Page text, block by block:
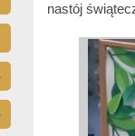
nastój